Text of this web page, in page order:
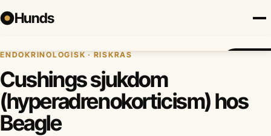
Hunds
Försäkring Hundraser Lokalt
ENDOKRINOLOGISK · RISKRAS
Cushings sjukdom
(hyperadrenokorticism) hos
Beagle